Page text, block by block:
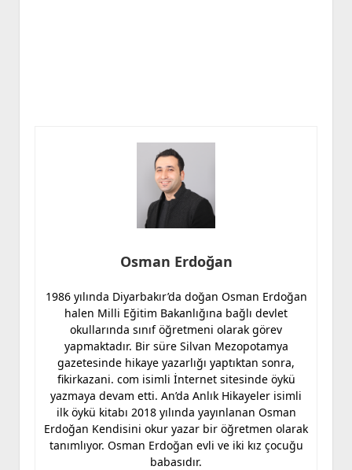
Osman Erdoğan
1986 yılında Diyarbakır’da doğan Osman Erdoğan
halen Milli Eğitim Bakanlığına bağlı devlet
okullarında sınıf öğretmeni olarak görev
yapmaktadır. Bir süre Silvan Mezopotamya
gazetesinde hikaye yazarlığı yaptıktan sonra,
fikirkazani. com isimli İnternet sitesinde öykü
yazmaya devam etti. An’da Anlık Hikayeler isimli
ilk öykü kitabı 2018 yılında yayınlanan Osman
Erdoğan Kendisini okur yazar bir öğretmen olarak
tanımlıyor. Osman Erdoğan evli ve iki kız çocuğu
babasıdır.